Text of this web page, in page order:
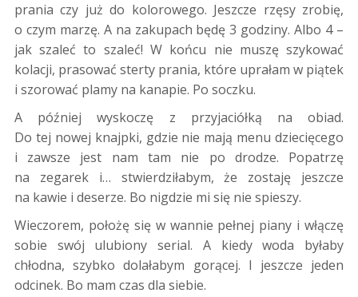
prania czy już do kolorowego. Jeszcze rzęsy zrobię,
o czym marzę. A na zakupach będę 3 godziny. Albo 4 –
jak szaleć to szaleć! W końcu nie muszę szykować
kolacji, prasować sterty prania, które uprałam w piątek
i szorować plamy na kanapie. Po soczku.
A później wyskoczę z przyjaciółką na obiad.
Do tej nowej knajpki, gdzie nie mają menu dziecięcego
i zawsze jest nam tam nie po drodze. Popatrzę
na zegarek i… stwierdziłabym, że zostaję jeszcze
na kawie i deserze. Bo nigdzie mi się nie spieszy.
Wieczorem, położę się w wannie pełnej piany i włączę
sobie swój ulubiony serial. A kiedy woda byłaby
chłodna, szybko dolałabym gorącej. I jeszcze jeden
odcinek. Bo mam czas dla siebie.